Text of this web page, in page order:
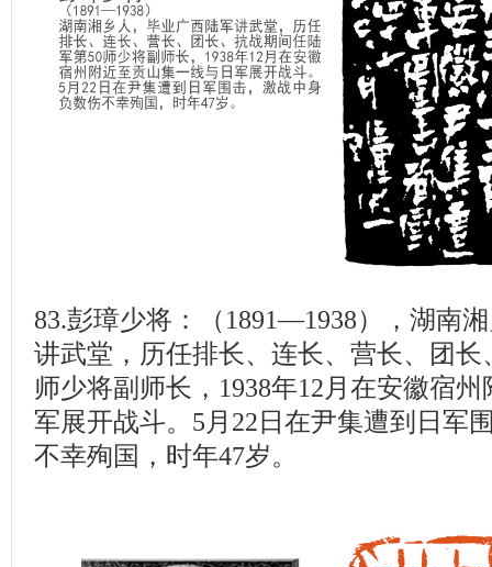
83.彭璋少将：（1891—1938），湖南
讲武堂，历任排长、连长、营长、团长
师少将副师长，1938年12月在安徽宿
军展开战斗。5月22日在尹集遭到日军
不幸殉国，时年47岁。